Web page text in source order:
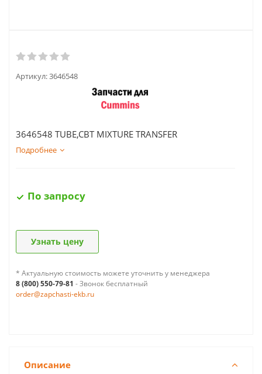
Артикул:3646548
3646548 TUBE,CBT MIXTURE TRANSFER
Подробнее
По запросу
Узнать цену
* Актуальную стоимость можете уточнить у менеджера
8 (800) 550-79-81 - Звонок бесплатный
order@zapchasti-ekb.ru
Описание